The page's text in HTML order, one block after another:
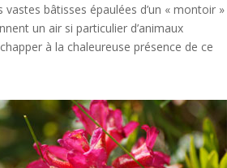
bâtisses épaulées d’un « montoir »
un air si particulier d’animaux
à la chaleureuse présence de ce